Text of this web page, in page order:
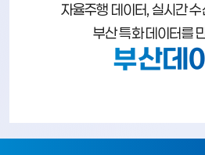
자율주행 데이터, 실시간
부산 특화 데이터를
부산데